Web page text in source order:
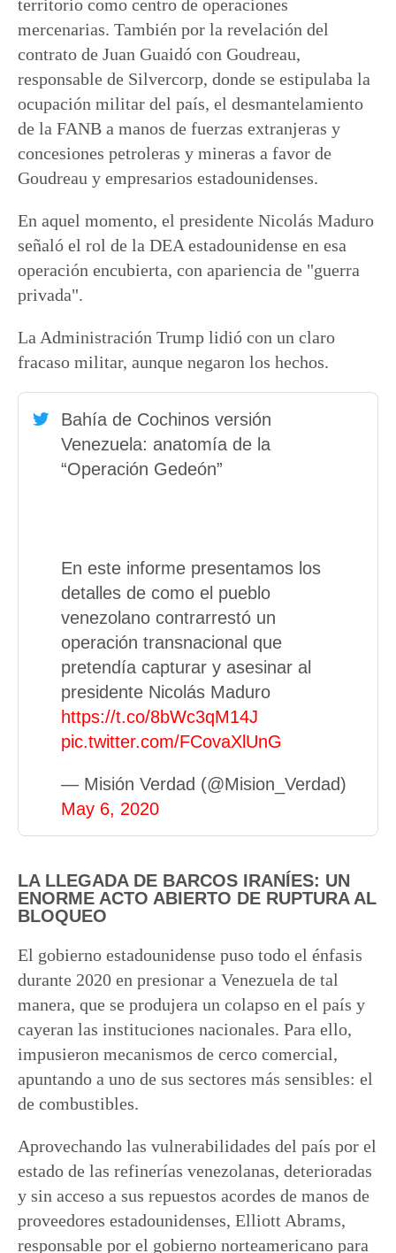
territorio como centro de operaciones
mercenarias. También por la revelación del
contrato de Juan Guaidó con Goudreau,
responsable de Silvercorp, donde se estipulaba la
ocupación militar del país, el desmantelamiento
de la FANB a manos de fuerzas extranjeras y
concesiones petroleras y mineras a favor de
Goudreau y empresarios estadounidenses.
En aquel momento, el presidente Nicolás Maduro
señaló el rol de la DEA estadounidense en esa
operación encubierta, con apariencia de "guerra
privada".
La Administración Trump lidió con un claro
fracaso militar, aunque negaron los hechos.
Bahía de Cochinos versión
Venezuela: anatomía de la
“Operación Gedeón”
En este informe presentamos los
detalles de como el pueblo
venezolano contrarrestó un
operación transnacional que
pretendía capturar y asesinar al
presidente Nicolás Maduro
https://t.co/8bWc3qM14J
pic.twitter.com/FCovaXlUnG
— Misión Verdad (@Mision_Verdad)
May 6, 2020
LA LLEGADA DE BARCOS IRANÍES: UN
ENORME ACTO ABIERTO DE RUPTURA AL
BLOQUEO
El gobierno estadounidense puso todo el énfasis
durante 2020 en presionar a Venezuela de tal
manera, que se produjera un colapso en el país y
cayeran las instituciones nacionales. Para ello,
impusieron mecanismos de cerco comercial,
apuntando a uno de sus sectores más sensibles: el
de combustibles.
Aprovechando las vulnerabilidades del país por el
estado de las refinerías venezolanas, deterioradas
y sin acceso a sus repuestos acordes de manos de
proveedores estadounidenses, Elliott Abrams,
responsable por el gobierno norteamericano para